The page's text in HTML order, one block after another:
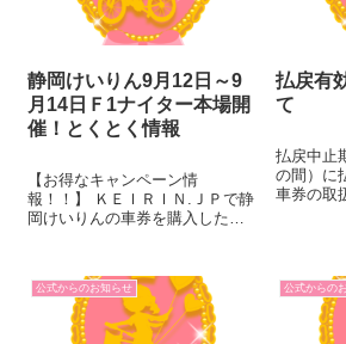
静岡けいりん9月12日～9
月14日Ｆ1ナイター本場開
催！とくとく情報
【お得なキャンペーン情
報！！】 ＫＥＩＲＩＮ.ＪＰで静
岡けいりんの車券を購入した方
ク！！ 【対象開催】２０２１年
９月１２日～９月１４日 静岡
けいりんＦ1ナイター ↑詳しくは
こちらの...
払戻有
て
払戻中止
の間）に
車券の取
致します
につき...
公式からのお知らせ 公式からの